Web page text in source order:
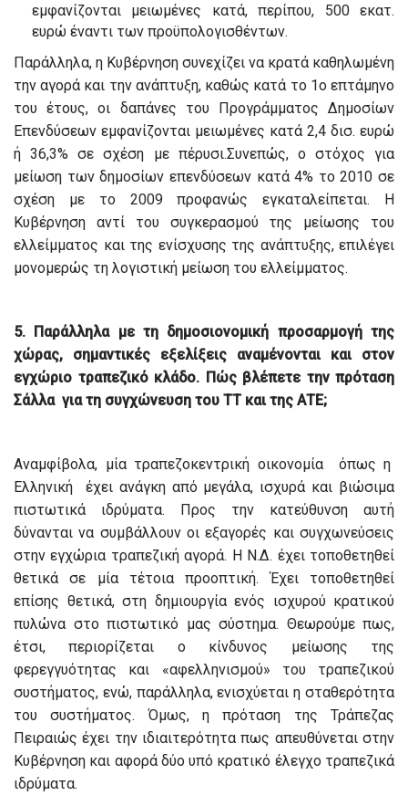
εμφανίζονται μειωμένες κατά, περίπου, 500 εκατ.
ευρώ έναντι των προϋπολογισθέντων.
Παράλληλα, η Κυβέρνηση συνεχίζει να κρατά καθηλωμένη
την αγορά και την ανάπτυξη, καθώς κατά το 1ο επτάμηνο
του έτους, οι δαπάνες του Προγράμματος Δημοσίων
Επενδύσεων εμφανίζονται μειωμένες κατά 2,4 δισ. ευρώ
ή 36,3% σε σχέση με πέρυσι.Συνεπώς, ο στόχος για
μείωση των δημοσίων επενδύσεων κατά 4% το 2010 σε
σχέση με το 2009 προφανώς εγκαταλείπεται. Η
Κυβέρνηση αντί του συγκερασμού της μείωσης του
ελλείμματος και της ενίσχυσης της ανάπτυξης, επιλέγει
μονομερώς τη λογιστική μείωση του ελλείμματος.
5. Παράλληλα με τη δημοσιονομική προσαρμογή της
χώρας, σημαντικές εξελίξεις αναμένονται και στον
εγχώριο τραπεζικό κλάδο. Πώς βλέπετε την πρόταση
Σάλλα για τη συγχώνευση του ΤΤ και της ΑΤΕ;
Αναμφίβολα, μία τραπεζοκεντρική οικονομία όπως η
Ελληνική έχει ανάγκη από μεγάλα, ισχυρά και βιώσιμα
πιστωτικά ιδρύματα. Προς την κατεύθυνση αυτή
δύνανται να συμβάλλουν οι εξαγορές και συγχωνεύσεις
στην εγχώρια τραπεζική αγορά. Η Ν.Δ. έχει τοποθετηθεί
θετικά σε μία τέτοια προοπτική. Έχει τοποθετηθεί
επίσης θετικά, στη δημιουργία ενός ισχυρού κρατικού
πυλώνα στο πιστωτικό μας σύστημα. Θεωρούμε πως,
έτσι, περιορίζεται ο κίνδυνος μείωσης της
φερεγγυότητας και «αφελληνισμού» του τραπεζικού
συστήματος, ενώ, παράλληλα, ενισχύεται η σταθερότητα
του συστήματος. Όμως, η πρόταση της Τράπεζας
Πειραιώς έχει την ιδιαιτερότητα πως απευθύνεται στην
Κυβέρνηση και αφορά δύο υπό κρατικό έλεγχο τραπεζικά
ιδρύματα.